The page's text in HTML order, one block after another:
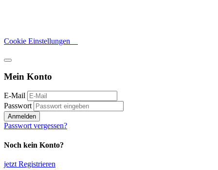
Cookie Einstellungen
Mein Konto
E-Mail
Passwort
Anmelden
Passwort vergessen?
Noch kein Konto?
jetzt Registrieren